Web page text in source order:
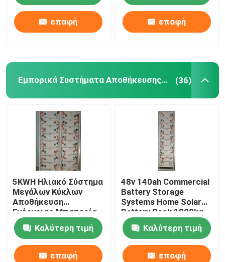
επαφή επαφή
Εμπορικά Συστήματα Αποθήκευσης Μπαταριών (36)
5KWH Ηλιακό Σύστημα
Μεγάλων Κύκλων
Αποθήκευση
Ενέργειας Μπαταρία
λιθίου 48V 100Ah
Καλύτερη τιμή
επαφή
48v 140ah Commercial
Battery Storage
Systems Home Solar
Battery Pack 1800kg
Καλύτερη τιμή
επαφή